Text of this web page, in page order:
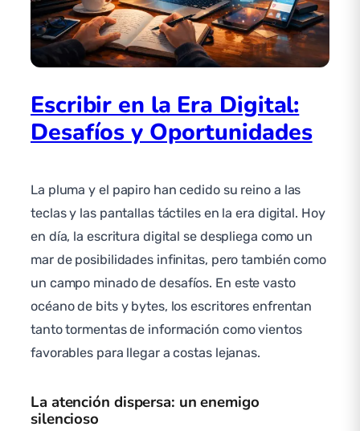
Escribir en la Era Digital:
Desafíos y Oportunidades
La pluma y el papiro han cedido su reino a las
teclas y las pantallas táctiles en la era digital. Hoy
en día, la escritura digital se despliega como un
mar de posibilidades infinitas, pero también como
un campo minado de desafíos. En este vasto
océano de bits y bytes, los escritores enfrentan
tanto tormentas de información como vientos
favorables para llegar a costas lejanas.
La atención dispersa: un enemigo
silencioso